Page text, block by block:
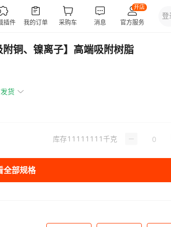
铜、镍离子】高端吸附树脂
货
库存11111111 千克
全部规格